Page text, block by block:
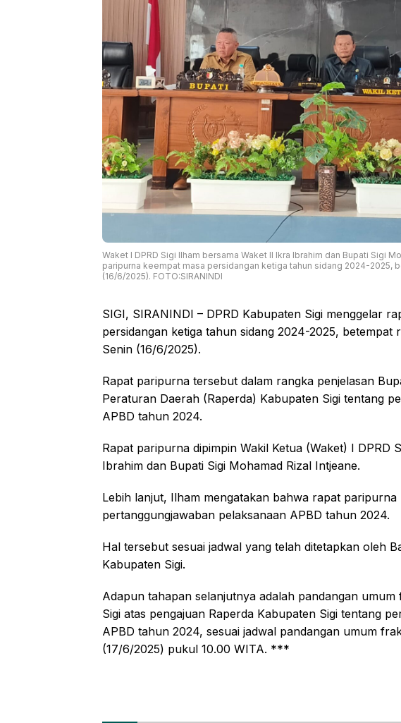
Waket I DPRD Sigi Ilham bersama Waket II Ikra Ibrahim dan Bupati Sigi
paripurna keempat masa persidangan ketiga tahun sidang 2024-2025,
(16/6/2025). FOTO:SIRANINDI
SIGI, SIRANINDI – DPRD Kabupaten Sigi menggelar
persidangan ketiga tahun sidang 2024-2025, betempat
Senin (16/6/2025).
Rapat paripurna tersebut dalam rangka penjelasan
Peraturan Daerah (Raperda) Kabupaten Sigi tentang
APBD tahun 2024.
Rapat paripurna dipimpin Wakil Ketua (Waket) I DPRD
Ibrahim dan Bupati Sigi Mohamad Rizal Intjeane.
Lebih lanjut, Ilham mengatakan bahwa rapat
pertanggungjawaban pelaksanaan APBD tahun 2024.
Hal tersebut sesuai jadwal yang telah ditetapkan oleh
Kabupaten Sigi.
Adapun tahapan selanjutnya adalah pandangan
Sigi atas pengajuan Raperda Kabupaten Sigi tentang
APBD tahun 2024, sesuai jadwal pandangan umum
(17/6/2025) pukul 10.00 WITA. ***